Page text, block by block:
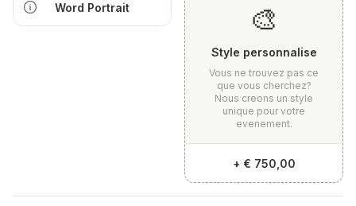
Word Portrait 🎨
Style personnalise
Vous ne trouvez pas ce
que vous cherchez?
Nous creons un style
unique pour votre
evenement.
+ € 750,00